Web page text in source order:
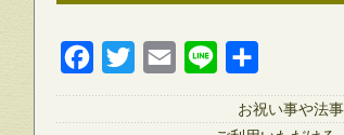
FacebookTwitter Email Line
お祝い事や法